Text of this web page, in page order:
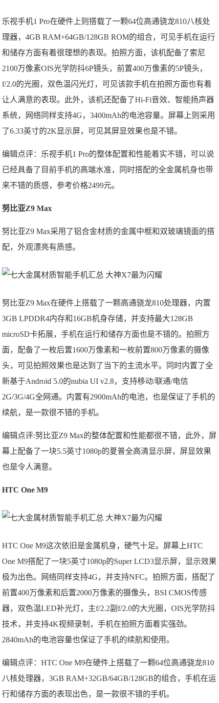
乐视手机1 Pro在硬件上则搭载了一颗64位高通骁龙810八核处
理器，4GB RAM+64GB/128GB ROM的组合，可见手机在运行
和储存方面有着很理想的表现。拍照方面，该机配备了索尼
2100万像素OIS光学防抖6P镜头，前置400万像素的5P镜头，
f/2.0的光圈，双色温闪光灯，可见该款手机在拍照方面也有着
让人满意的表现。此外，该机还配备了Hi-Fi音效、智能扬声器
系统，网络同样支持4G，3400mAh的电池容量。屏幕上则采用
了6.33英寸的2K显示屏，可见其屏显效果也是不错。
编辑点评：乐视手机1 Pro的整体配置和性能着实不错，可以说
已经具备了目前手机的高端水准，同时搭配的全金属机身也带
来不错的质感，参考价格2499元。
努比亚Z9 Max
努比亚Z9 Max采用了铝合金材质的金属中框和双玻璃镜面的搭
配，外观漂亮有质感。
努比亚Z9 Max在硬件上搭载了一颗高通骁龙810处理器，内置
3GB LPDDR4内存和16GB机身存储，并支持最大128GB
microSD卡拓展，手机在运行和储存方面也是不错的。拍照方
面，配备了一枚后置1600万像素和一枚前置800万像素的摄像
头，可见拍照效果也是达到了当下的主流水平。同时内置了全
新基于Android 5.0的nubia UI v2.8，支持移动/联通/电信
2G/3G/4G全网通。内置有2900mAh的电池，也是保证了手机的
续航，是一款很不错的手机。
编辑点评:努比亚Z9 Max的整体配置和性能都很不错，此外，屏
幕上配备了一块5.5英寸1080p的夏普全高清显示屏，屏显效果
也是令人满意。
HTC One M9
HTC One M9这次依旧是金属机身，硬气十足。屏幕上HTC
One M9搭配了一块5英寸1080p的Super LCD3显示屏，显示效果
极为出色。网络同样支持4G，并支持NFC。拍照方面，搭配了
前置400万像素和后置2000万像素的摄像头，BSI CMOS传感
器，双色温LED补光灯，主f/2.2副f/2.0的大光圈，OIS光学防抖
技术，并支持4K视频录制，手机在拍照方面着实强劲。
2840mAh的电池容量也保证了手机的续航和使用。
编辑点评：HTC One M9在硬件上搭载了一颗64位高通骁龙810
八核处理器，3GB RAM+32GB/64GB/128GB的组合，手机在运
行和储存方面的表现出色，是一款很不错的手机。